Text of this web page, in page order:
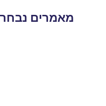
מאמרים